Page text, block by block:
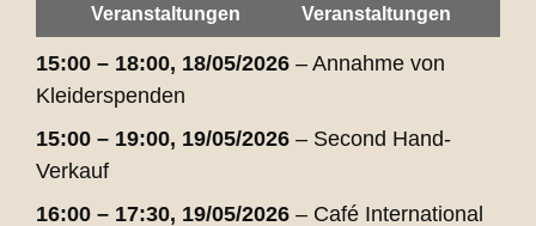
Veranstaltungen
Veranstaltungen
15:00 – 18:00, 18/05/2026 – Annahme von
Kleiderspenden
15:00 – 19:00, 19/05/2026 – Second Hand-
Verkauf
16:00 – 17:30, 19/05/2026 – Café International